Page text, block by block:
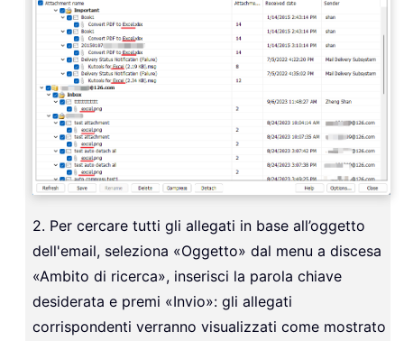
2. Per cercare tutti gli allegati in base all’oggetto
dell'email, seleziona «Oggetto» dal menu a discesa
«Ambito di ricerca», inserisci la parola chiave
desiderata e premi «Invio»: gli allegati
corrispondenti verranno visualizzati come mostrato